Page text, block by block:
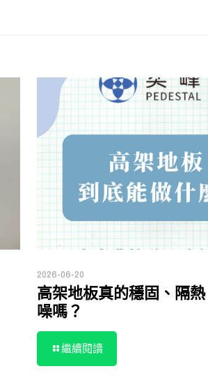
2026-06-20
高架地板真的穩固、隔
噪嗎？
繼續閱讀